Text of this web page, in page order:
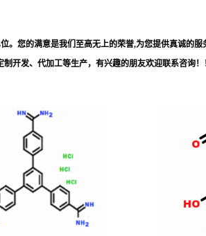
您的满意是我们至高无上的荣誉,为您提供真诚的
开发、代加工等生产，有兴趣的朋友欢迎联系咨询！